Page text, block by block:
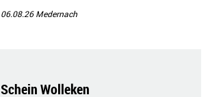
06.08.26Medernach
Schein Wolleken